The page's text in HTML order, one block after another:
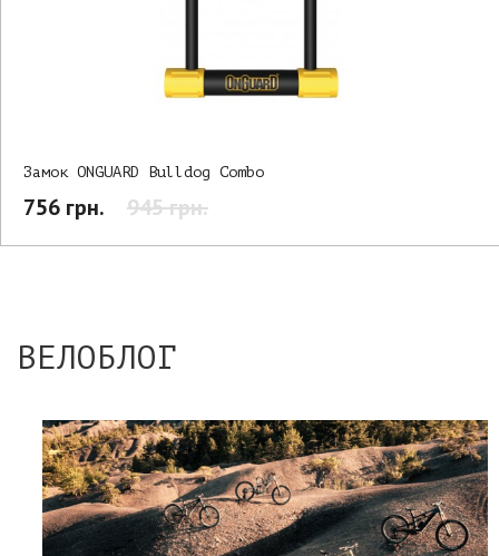
Замок ONGUARD Bulldog Combo
756 грн. 945 грн.
ВЕЛОБЛОГ